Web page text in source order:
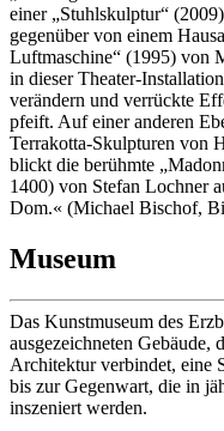
einer „Stuhlskulptur“
gegenüber von einem
Luftmaschine“ (1995) von
in dieser Theater-
verändern und verrückte
pfeift. Auf einer anderen
Terrakotta-Skulpturen von
blickt die berühmte
1400) von Stefan Lochner
Dom.« (Michael Bischof,
Museum
Das Kunstmuseum des
ausgezeichneten Gebäude,
Architektur verbindet, eine
bis zur Gegenwart, die in
inszeniert werden.